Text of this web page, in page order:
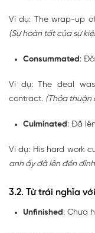
Ví dụ: Thewrap-up
(Sự hoàn tất của sự
Consummated:
Ví dụ: The deal was
contract. (Thỏa thuận
Culminated: Đã
Ví dụ: His hard work
anh ấy đã lên đến
3.2. Từ trái nghĩa
Unfinished: Chưa